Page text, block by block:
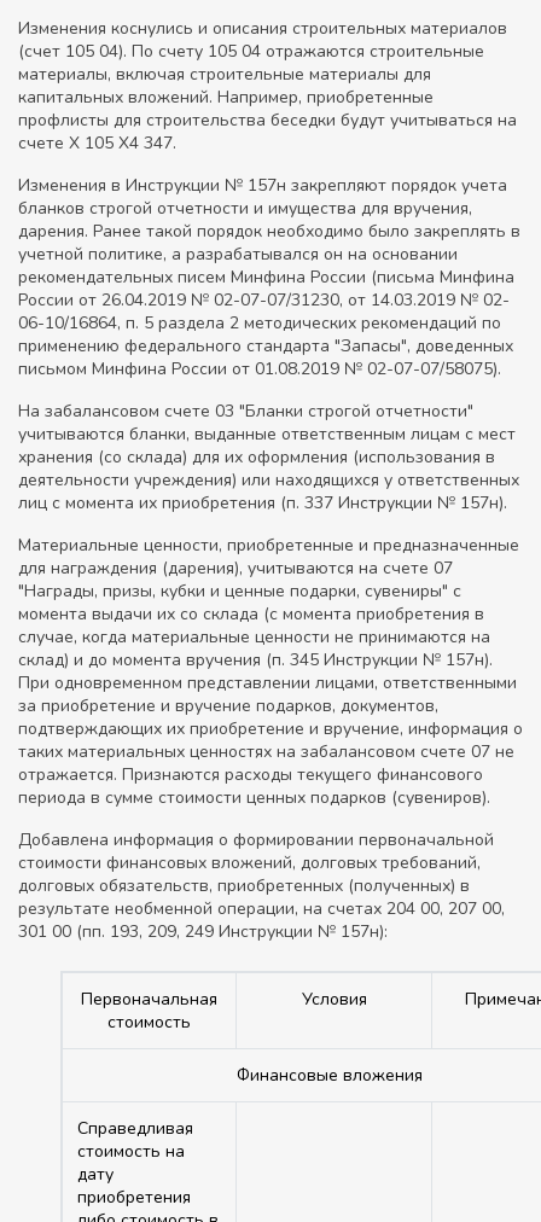
Изменения коснулись и описания строительных материалов
(счет 105 04). По счету 105 04 отражаются строительные
материалы, включая строительные материалы для
капитальных вложений. Например, приобретенные
профлисты для строительства беседки будут учитываться на
счете Х 105 Х4 347.
Изменения в Инструкции № 157н закрепляют порядок учета
бланков строгой отчетности и имущества для вручения,
дарения. Ранее такой порядок необходимо было закреплять в
учетной политике, а разрабатывался он на основании
рекомендательных писем Минфина России (письма Минфина
России от 26.04.2019 № 02-07-07/31230, от 14.03.2019 № 02-
06-10/16864, п. 5 раздела 2 методических рекомендаций по
применению федерального стандарта "Запасы", доведенных
письмом Минфина России от 01.08.2019 № 02-07-07/58075).
На забалансовом счете 03 "Бланки строгой отчетности"
учитываются бланки, выданные ответственным лицам с мест
хранения (со склада) для их оформления (использования в
деятельности учреждения) или находящихся у ответственных
лиц с момента их приобретения (п. 337 Инструкции № 157н).
Материальные ценности, приобретенные и предназначенные
для награждения (дарения), учитываются на счете 07
"Награды, призы, кубки и ценные подарки, сувениры" с
момента выдачи их со склада (с момента приобретения в
случае, когда материальные ценности не принимаются на
склад) и до момента вручения (п. 345 Инструкции № 157н).
При одновременном представлении лицами, ответственными
за приобретение и вручение подарков, документов,
подтверждающих их приобретение и вручение, информация о
таких материальных ценностях на забалансовом счете 07 не
отражается. Признаются расходы текущего финансового
периода в сумме стоимости ценных подарков (сувениров).
Добавлена информация о формировании первоначальной
стоимости финансовых вложений, долговых требований,
долговых обязательств, приобретенных (полученных) в
результате необменной операции, на счетах 204 00, 207 00,
301 00 (пп. 193, 209, 249 Инструкции № 157н):
Первоначальная
стоимость
Условия
Финансовые вложения
Справедливая
стоимость на
дату
приобретения